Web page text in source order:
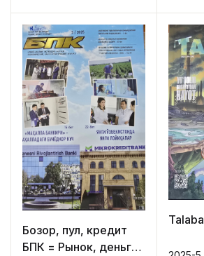
Бозор, пул, кредит
БПК = Рынок, деньги
Talaba